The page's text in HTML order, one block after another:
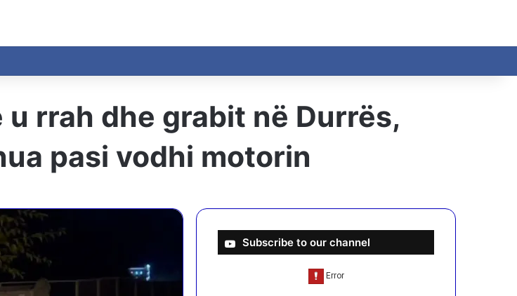
rrah dhe grabit në Durrës,
pasi vodhi motorin
Subscribe to our channel